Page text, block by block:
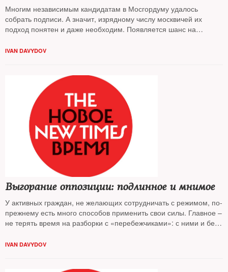
Многим независимым кандидатам в Мосгордуму удалось
собрать подписи. А значит, изрядному числу москвичей их
подход понятен и даже необходим. Появляется шанс на
большой город страны, считает колумнист
IVAN DAVYDOV
Выгорание оппозиции: подлинное и мнимое
У активных граждан, не желающих сотрудничать с режимом, по-
прежнему есть много способов применить свои силы. Главное –
не терять время на разборки с «перебежчиками»: с ними и без
IVAN DAVYDOV